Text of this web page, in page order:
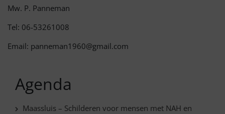
Mw. P. Panneman
Tel: 06-53261008
Email: panneman1960@gmail.com
Agenda
Maassluis – Schilderen voor mensen met NAH en